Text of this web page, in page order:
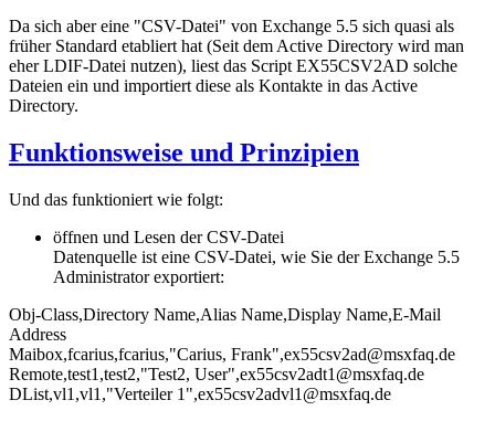
Da sich aber eine "CSV-Datei" von Exchange 5.5 sich quasi als
früher Standard etabliert hat (Seit dem Active Directory wird man
eher LDIF-Datei nutzen), liest das Script EX55CSV2AD solche
Dateien ein und importiert diese als Kontakte in das Active
Directory.
Funktionsweise und Prinzipien
Und das funktioniert wie folgt:
öffnen und Lesen der CSV-Datei
Datenquelle ist eine CSV-Datei, wie Sie der Exchange 5.5
Administrator exportiert:
Obj-Class,Directory Name,Alias Name,Display Name,E-Mail
Address
Maibox,fcarius,fcarius,"Carius, Frank",ex55csv2ad@msxfaq.de
Remote,test1,test2,"Test2, User",ex55csv2adt1@msxfaq.de
DList,vl1,vl1,"Verteiler 1",ex55csv2advl1@msxfaq.de